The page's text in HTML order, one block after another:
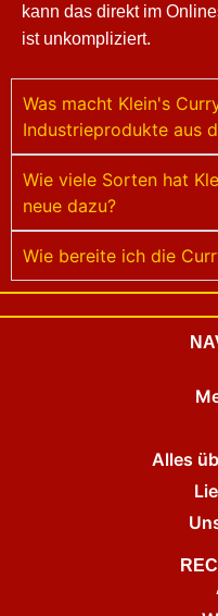
kann das direkt im
ist unkompliziert.
Was macht Klein's
Industrieprodukte aus
Wie viele Sorten hat
neue dazu?
Wie bereite ich die
Alles